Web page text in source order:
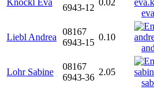
Knöckl Eva
6943-12
0.02
Liebl Andrea
08167
6943-15
0.10
Lohr Sabine
08167
6943-36
2.05